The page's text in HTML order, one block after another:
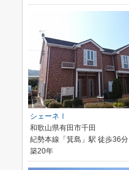
シェーネⅠ
和歌山県有田市千田
紀勢本線「箕島」駅 徒歩36分
築20年